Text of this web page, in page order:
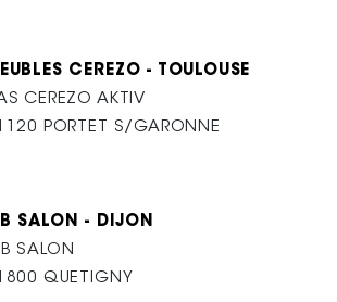
CEREZO - TOULOUSE
CEREZO AKTIV
PORTET S/GARONNE
SALON - DIJON
SALON
QUETIGNY